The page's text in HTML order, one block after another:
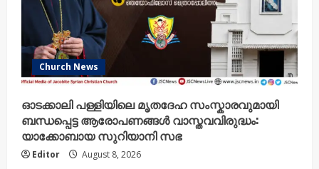
Church News
ഓടക്കാലി പള്ളിയിലെ മൃതദേഹ സംസ്കാരവുമായി
ബന്ധപ്പെട്ട ആരോപണങ്ങൾ വാസ്തവവിരുദ്ധം:
യാക്കോബായ സുറിയാനി സഭ
Editor August 8, 2026